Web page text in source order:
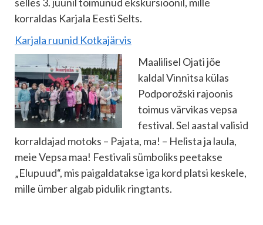
korraldas Karjala Eesti Selts.
Karjala ruunid Kotkajärvis
Maalilisel Ojati jõe
kaldal Vinnitsa külas
Podporožski rajoonis
toimus värvikas vepsa
festival. Sel aastal valisid
korraldajad motoks – Pajata, ma! – Helista ja laula,
meie Vepsa maa! Festivali sümboliks peetakse
„Elupuud“, mis paigaldatakse iga kord platsi keskele,
mille ümber algab pidulik ringtants.